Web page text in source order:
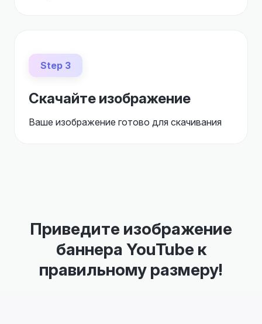
Step 3
Скачайте изображение
Ваше изображение готово для скачивания
Приведите изображение
баннера YouTube к
правильному размеру!